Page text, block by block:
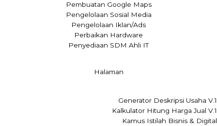
Pembuatan Google Maps
Pengelolaan Sosial Media
Pengelolaan Iklan/Ads
Perbaikan Hardware
Penyediaan SDM Ahli IT
Halaman
Generator Deskripsi Usaha V.1
Kalkulator Hitung Harga Jual V.1
Kamus Istilah Bisnis & Digital